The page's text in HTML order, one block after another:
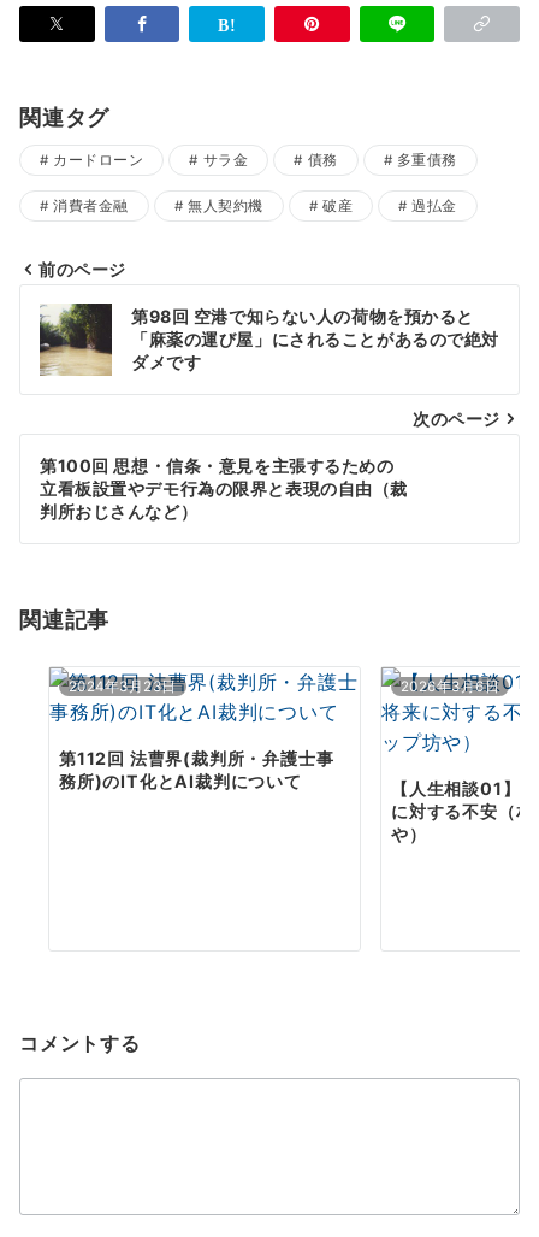
関連タグ
カードローン サラ金 債務 多重債務
消費者金融 無人契約機 破産 過払金
投
稿
ナ
ビ
ゲ
ー
シ
ン
前のページ
第98回 空港で知らない人の荷物を預かると
「麻薬の運び屋」にされることがあるので絶対
ダメです
次のページ
第100回 思想・信条・意見を主張するための
立看板設置やデモ行為の限界と表現の自由（裁
判所おじさんなど）
関連記事
2024年3月23日
第112回 法曹界(裁判所・弁護士事
務所)のIT化とAI裁判について
2026年3月6日
【人生相談01】
に対する不安（
や）
コメントする